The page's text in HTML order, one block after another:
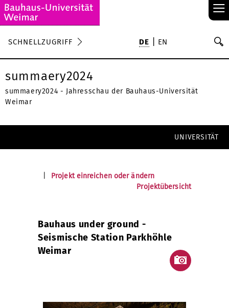
≡
SCHNELLZUGRIFF DE EN
summaery2024
summaery2024 - Jahresschau der Bauhaus-Universität
Weimar
UNIVERSITÄT
Projekt einreichen oder ändern
Projektübersicht
Bauhaus under ground -
Seismische Station Parkhöhle
Weimar